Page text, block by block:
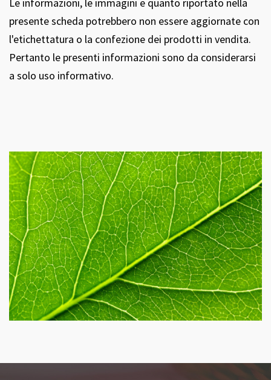
presente scheda potrebbero non essere aggiornate con
l'etichettatura o la confezione dei prodotti in vendita.
Pertanto le presenti informazioni sono da considerarsi
a solo uso informativo.